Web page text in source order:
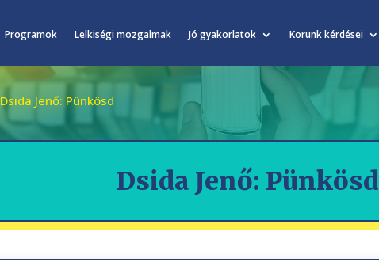
Programok Lelkiségi mozgalmak Jó gyakorlatok Korunk kérdései
Dsida Jenő: Pünkösd
Dsida Jenő: Pünkösd